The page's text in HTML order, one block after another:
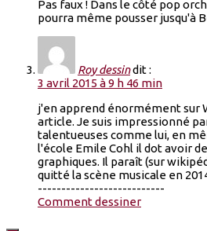
Pas faux ! Dans le côté pop
pourra même pousser jusqu'à
Roy dessindit :
3 avril 2015 à 9 h 46 min
j'en apprend énormément sur
article. Je suis impressionné
talentueuses comme lui, en
l'école Emile Cohl il dot avoir
graphiques. Il paraît (sur
quitté la scène musicale en
---------------------------
Comment dessiner